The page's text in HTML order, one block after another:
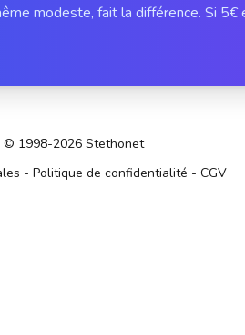
modeste, fait la différence. Si 5€
© 1998-2026 Stethonet
- Politique de confidentialité - CGV